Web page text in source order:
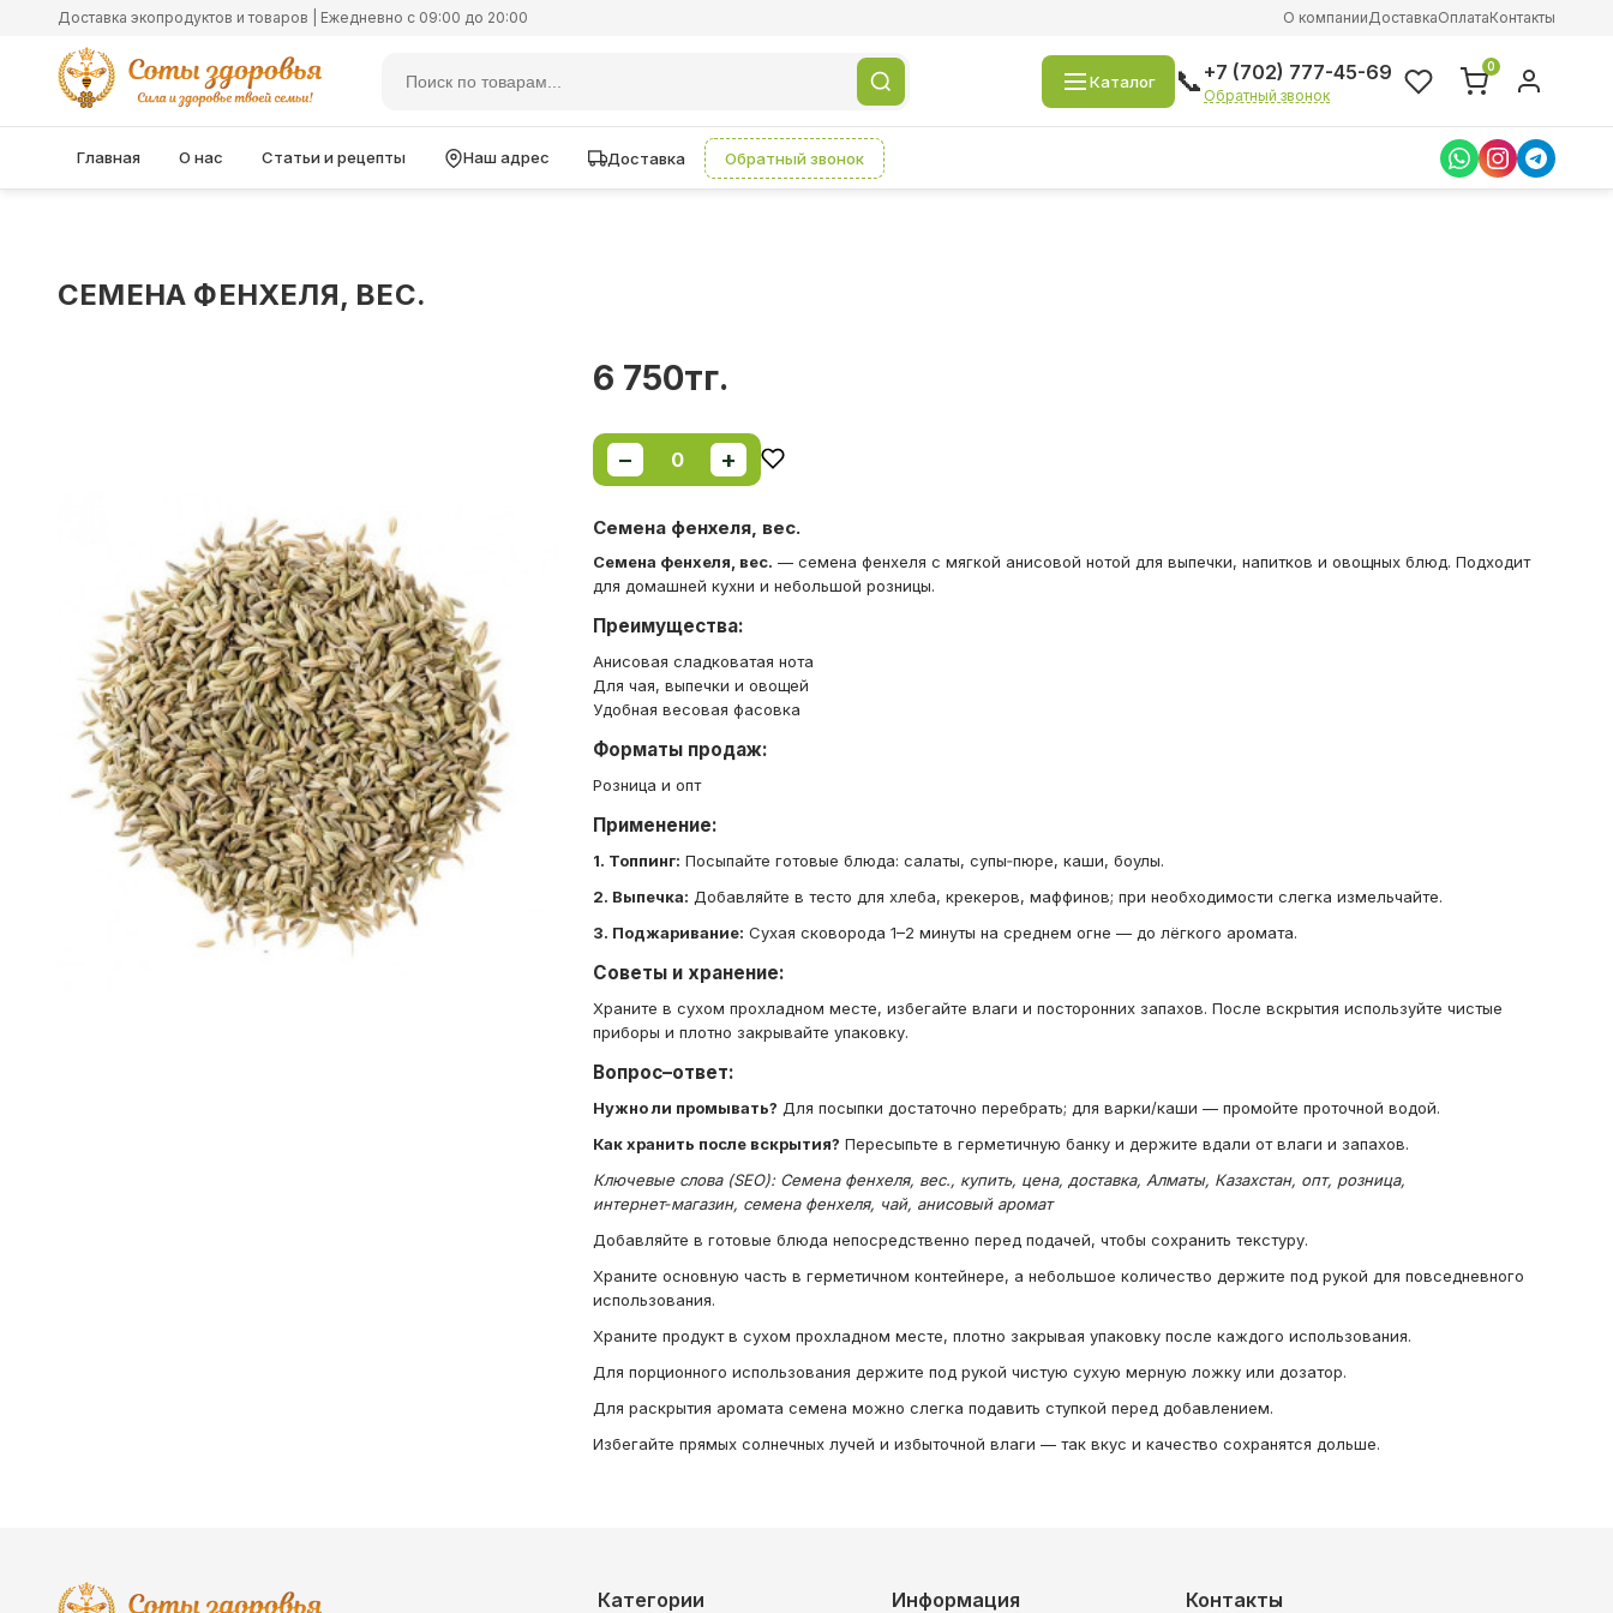
Доставка экопродуктов и товаров | Ежедневно с 09:00 до 20:00 О компанииДоставкаОплатаКонтакты
Каталог 📞 +7 (702) 777-45-69
Обратный звонок
0
Главная О нас Статьи и рецепты Наш адрес Доставка Обратный звонок
СЕМЕНА ФЕНХЕЛЯ, ВЕС.
6 750тг.
− 0 +
Семена фенхеля, вес.
Семена фенхеля, вес. — семена фенхеля с мягкой анисовой нотой для выпечки, напитков и овощных блюд. Подходит
для домашней кухни и небольшой розницы.
Преимущества:
Анисовая сладковатая нота
Для чая, выпечки и овощей
Удобная весовая фасовка
Форматы продаж:
Розница и опт
Применение:
1. Топпинг: Посыпайте готовые блюда: салаты, супы‑пюре, каши, боулы.
2. Выпечка: Добавляйте в тесто для хлеба, крекеров, маффинов; при необходимости слегка измельчайте.
3. Поджаривание: Сухая сковорода 1–2 минуты на среднем огне — до лёгкого аромата.
Советы и хранение:
Храните в сухом прохладном месте, избегайте влаги и посторонних запахов. После вскрытия используйте чистые
приборы и плотно закрывайте упаковку.
Вопрос–ответ:
Нужно ли промывать? Для посыпки достаточно перебрать; для варки/каши — промойте проточной водой.
Как хранить после вскрытия? Пересыпьте в герметичную банку и держите вдали от влаги и запахов.
Ключевые слова (SEO): Семена фенхеля, вес., купить, цена, доставка, Алматы, Казахстан, опт, розница,
интернет‑магазин, семена фенхеля, чай, анисовый аромат
Добавляйте в готовые блюда непосредственно перед подачей, чтобы сохранить текстуру.
Храните основную часть в герметичном контейнере, а небольшое количество держите под рукой для повседневного
использования.
Храните продукт в сухом прохладном месте, плотно закрывая упаковку после каждого использования.
Для порционного использования держите под рукой чистую сухую мерную ложку или дозатор.
Для раскрытия аромата семена можно слегка подавить ступкой перед добавлением.
Избегайте прямых солнечных лучей и избыточной влаги — так вкус и качество сохранятся дольше.
Категории Информация Контакты